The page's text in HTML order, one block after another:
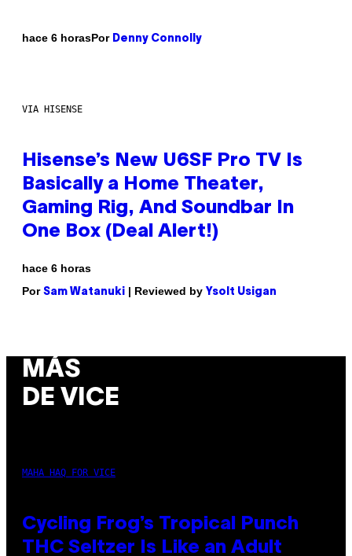
hace 6 horasPor Denny Connolly
VIA HISENSE
Hisense’s New U6SF Pro TV Is
Basically a Home Theater,
Gaming Rig, And Soundbar In
One Box (Deal Alert!)
hace 6 horas
Por Sam Watanuki | Reviewed by Ysolt Usigan
MÁS
DE VICE
MAHA HAQ FOR VICE
Cycling Frog’s Tropical Punch
THC Seltzer Is Like an Adult